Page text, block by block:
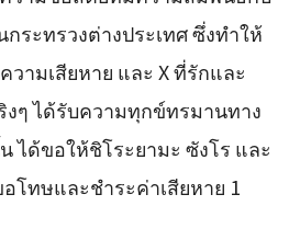
ระทรวงต่างประเทศ ซึ่งทำให้
วามเสียหาย และ X ที่รักและ
งๆ ได้รับความทุกข์ทรมานทาง
ได้ขอให้ชิโระยามะ ซังโร และ
โทษและชำระค่าเสียหาย 1